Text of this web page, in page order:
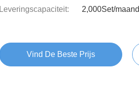
Leveringscapaciteit: 2,000Set/maand
Vind De Beste Prijs